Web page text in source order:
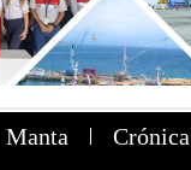
Manta Crónica